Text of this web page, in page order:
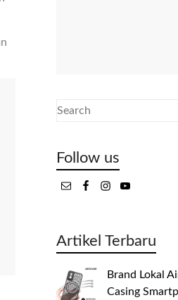
Follow us
Artikel Terbaru
Brand Lokal
Casing